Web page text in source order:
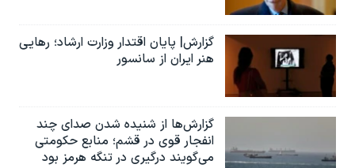
گزارش| پایان اقتدار وزارت ارشاد؛ رهایی
هنر ایران از سانسور
گزارش‌ها از شنیده شدن صدای چند
انفجار قوی در قشم؛ منابع حکومتی
می‌گویند درگیری در تنگه هرمز بود